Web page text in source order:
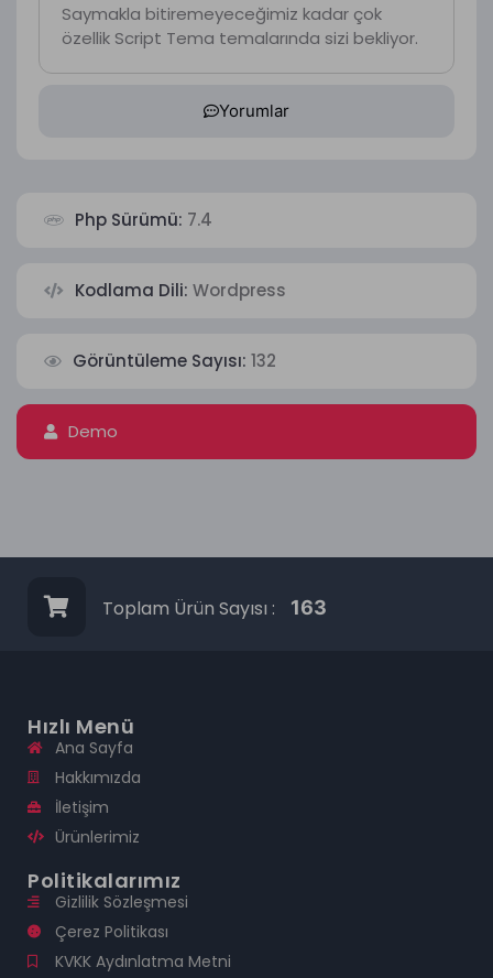
Yorumlar
Saymakla bitiremeyeceğimiz kadar çok
özellik Script Tema temalarında sizi bekliyor.
Php Sürümü: 7.4
Kodlama Dili: Wordpress
Görüntüleme Sayısı: 132
Demo
Toplam Ürün Sayısı : 163
Hızlı Menü
Ana Sayfa
Hakkımızda
İletişim
Ürünlerimiz
Politikalarımız
Gizlilik Sözleşmesi
Çerez Politikası
KVKK Aydınlatma Metni